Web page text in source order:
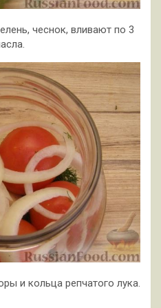
чеснок, вливают по 3
и кольца репчатого лука.